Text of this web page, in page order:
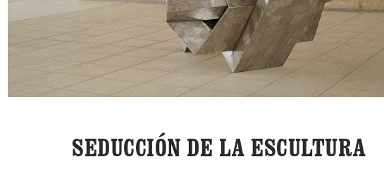
SEDUCCIÓN DE LA ESCULTURA